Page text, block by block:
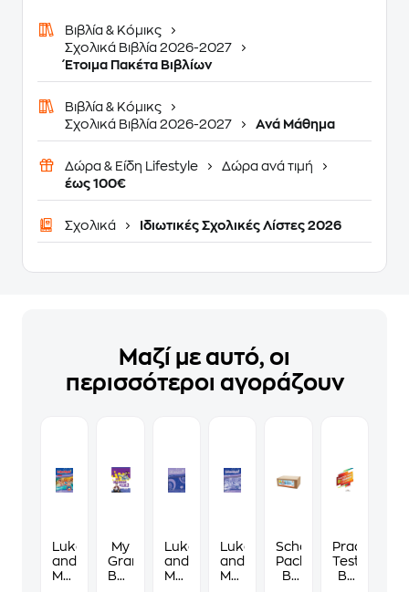
Βιβλία & Κόμικς
Σχολικά Βιβλία 2026-2027
Έτοιμα Πακέτα Βιβλίων
Βιβλία & Κόμικς
Σχολικά Βιβλία 2026-2027
Ανά Μάθημα
Δώρα & Είδη Lifestyle
Δώρα ανά τιμή
έως 100€
Σχολικά Ιδιωτικές Σχολικές Λίστες 2026
Μαζί με αυτό, οι
περισσότεροι αγοράζουν
Luke
and
Myla
My
Grammar
Book
Luke
and
Myla
Luke
and
Myla
School
Pack
Β'
Practice
Tests
B1